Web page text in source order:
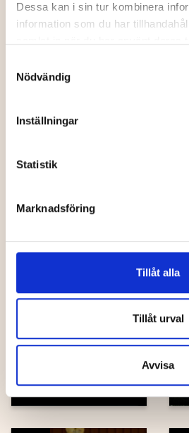
Dessa kan i sin tur kombinera
information som du har
Nödvändig
Inställningar
Statistik
Marknadsföring
Tillåt alla
Tillåt urval
Avvisa
Älgens Hus